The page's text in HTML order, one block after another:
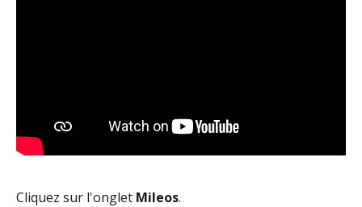
Cliquez sur l'onglet Mileos.